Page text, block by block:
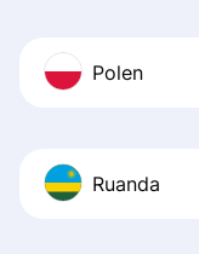
Polen
Ruanda